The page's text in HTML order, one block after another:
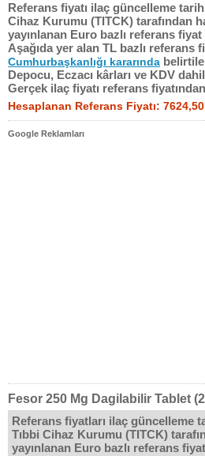
Referans fiyatı ilaç güncelleme
Cihaz Kurumu (TITCK) tarafından
yayınlanan Euro bazlı referans fiyat
Aşağıda yer alan TL bazlı referans
Cumhurbaşkanlığı kararında
Depocu, Eczacı kârları ve KDV
Gerçek ilaç fiyatı referans
Hesaplanan Referans Fiyatı:
Google Reklamları
Fesor 250 Mg Dagilabilir Tablet
Referans fiyatları ilaç güncelleme
Tıbbi Cihaz Kurumu (TITCK)
yayınlanan Euro bazlı referans